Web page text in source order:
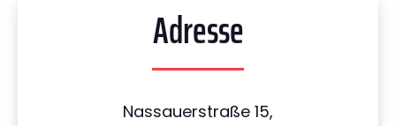
Adresse
Nassauerstraße 15,